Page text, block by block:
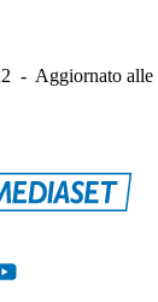
- Aggiornato alle